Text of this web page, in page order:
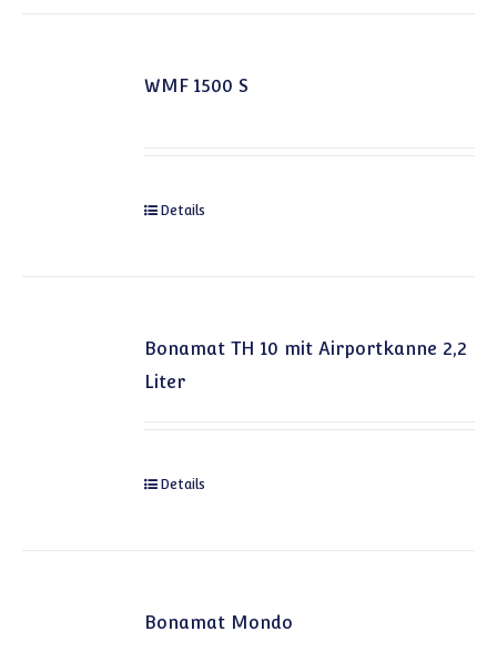
WMF 1500 S
Details
Bonamat TH 10 mit Airportkanne 2,2
Liter
Details
Bonamat Mondo